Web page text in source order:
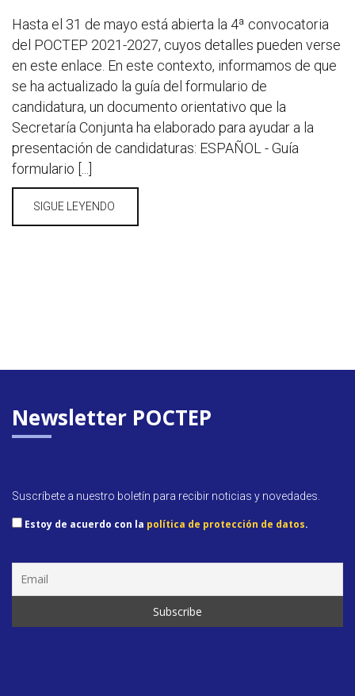
Hasta el 31 de mayo está abierta la 4ª convocatoria
del POCTEP 2021-2027, cuyos detalles pueden verse
en este enlace. En este contexto, informamos de que
se ha actualizado la guía del formulario de
candidatura, un documento orientativo que la
Secretaría Conjunta ha elaborado para ayudar a la
presentación de candidaturas: ESPAÑOL - Guía
formulario [...]
SIGUE LEYENDO
Newsletter POCTEP
Suscríbete a nuestro boletín para recibir noticias y novedades.
Estoy de acuerdo con la política de protección de datos.